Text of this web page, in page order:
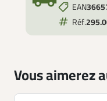
EAN
Réf.
Vous aimerez